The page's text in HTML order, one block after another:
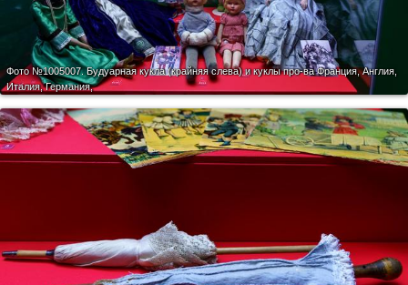
Фото №1005007.Будуарная кукла (крайняя слева) и куклы про-ва Франция, Англия,
Италия, Германия,